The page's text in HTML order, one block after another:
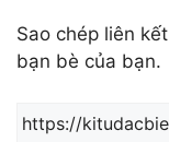
Sao chép liên
bạn bè của bạn.